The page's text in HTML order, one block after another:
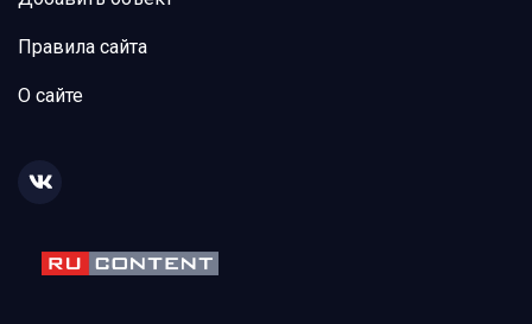
Правила сайта
О сайте